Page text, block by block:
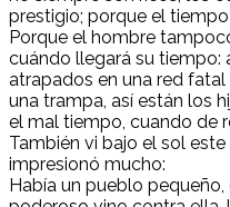
prestigio; porque el
Porque el hombre
cuándo llegará su tiempo:
atrapados en una red
una trampa, así están los
el mal tiempo, cuando de
También vi bajo el sol
impresionó mucho:
Había un pueblo